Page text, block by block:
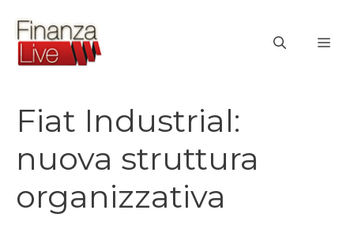
contenuto
Fiat Industrial:
nuova struttura
organizzativa